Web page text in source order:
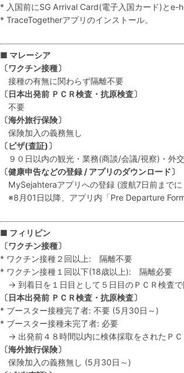
* 入国前にSG Arrival Card(電子入国カード)とe-
* TraceTogetherアプリのインストール。
■ マレーシア
〔ワクチン接種〕
接種の有無に関わらず隔離不要
〔日本出発前 ＰＣＲ検査・抗原検査〕
不要
〔海外旅行保険〕
保険加入の義務無し
〔ビザ(査証)〕
９０日以内の観光・業務(商談/会議/視察)・外交
〔健康申告などの登録 / アプリのダウンロード〕
MySejahteraアプリへの登録 (渡航7日前までに
※8月01日以降、アプリ内「Pre Departure
■ フィリピン
〔ワクチン接種〕
* ワクチン接種２回以上: 隔離不要
* ワクチン接種１回以下(18歳以上): 隔離必要
→ 到着日を１日目として５日目のＰＣＲ検査で
〔日本出発前 ＰＣＲ検査・抗原検査〕
* ブースター接種完了者: 不要 (5月30日～)
* ブースター接種未完了者: 必要
→ 出発前４８時間以内に検体採取をされたＰＣ
〔海外旅行保険〕
保険加入の義務無し (5月30日～)